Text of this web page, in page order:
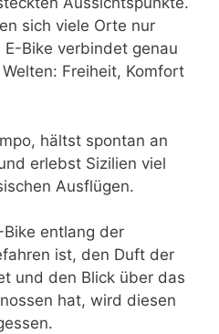
sich viele Orte nur
Bike verbindet genau
Freiheit, Komfort
hältst spontan an
erlebst Sizilien viel
Ausflügen.
entlang der
ist, den Duft der
und den Blick über das
hat, wird diesen